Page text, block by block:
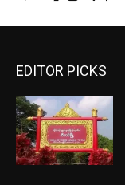
EDITOR PICKS